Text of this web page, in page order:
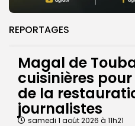
REPORTAGES
Magal de
cuisinières
de la
journalistes
samedi 1 août 2026 à 11h21